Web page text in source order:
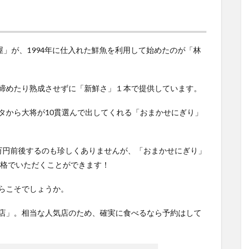
が、1994年に仕入れた鮮魚を利用して始めたのが「林
たり熟成させずに「新鮮さ」１本で提供しています。
ら大将が10貫選んで出してくれる「おまかせにぎり」
前後するのも珍しくありませんが、「おまかせにぎり」
でいただくことができます！
こそでしょうか。
」。相当な人気店のため、確実に食べるなら予約はして